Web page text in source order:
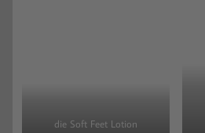
die Soft Feet Lotion